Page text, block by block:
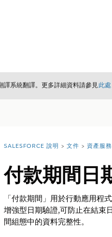
譯系統翻譯。更多詳細資料請參見此處
您位於此處：
SALESFORCE 說明 文件 資產服
付款期間日
「付款期間」用於行動應用程
增強型日期驗證,可防止在結束
間組態中的資料完整性。